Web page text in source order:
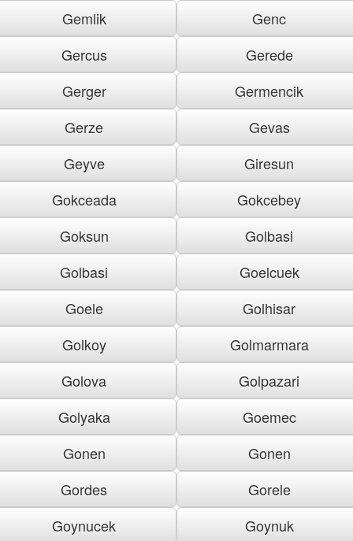
Gemlik
Genc
Gercus
Gerede
Gerger
Germencik
Gerze
Gevas
Geyve
Giresun
Gokceada
Gokcebey
Goksun
Golbasi
Golbasi
Goelcuek
Goele
Golhisar
Golkoy
Golmarmara
Golova
Golpazari
Golyaka
Goemec
Gonen
Gonen
Gordes
Gorele
Goynucek
Goynuk